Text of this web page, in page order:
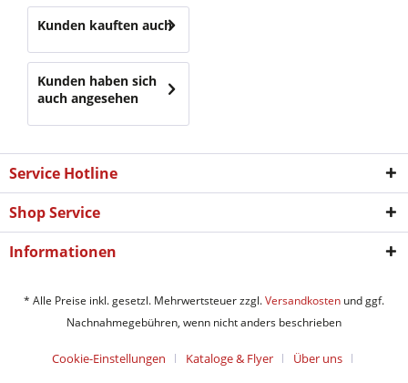
Kunden kauften auch
Kunden haben sich
auch angesehen
Service Hotline
Shop Service
Informationen
* Alle Preise inkl. gesetzl. Mehrwertsteuer zzgl.Versandkosten und ggf.
Nachnahmegebühren, wenn nicht anders beschrieben
Cookie-Einstellungen Kataloge & Flyer
Über uns